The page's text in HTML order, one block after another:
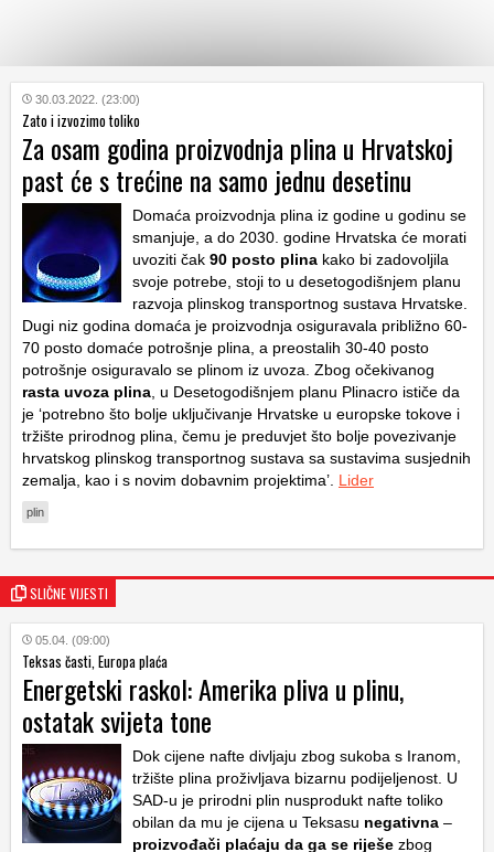
KATEGORIJE
HRVATSKI
WEB
30.03.2022. (23:00)
Zato i izvozimo toliko
Za osam godina proizvodnja plina u Hrvatskoj
past će s trećine na samo jednu desetinu
Domaća proizvodnja plina iz godine u godinu se
smanjuje, a do 2030. godine Hrvatska će morati
uvoziti čak 90 posto plina kako bi zadovoljila
svoje potrebe, stoji to u desetogodišnjem planu
razvoja plinskog transportnog sustava Hrvatske.
Dugi niz godina domaća je proizvodnja osiguravala približno 60-
70 posto domaće potrošnje plina, a preostalih 30-40 posto
potrošnje osiguravalo se plinom iz uvoza. Zbog očekivanog
rasta uvoza plina , u Desetogodišnjem planu Plinacro ističe da
je ‘potrebno što bolje uključivanje Hrvatske u europske tokove i
tržište prirodnog plina, čemu je preduvjet što bolje povezivanje
hrvatskog plinskog transportnog sustava sa sustavima susjednih
zemalja, kao i s novim dobavnim projektima’. Lider
plin
SLIČNE VIJESTI
05.04. (09:00)
Teksas časti, Europa plaća
Energetski raskol: Amerika pliva u plinu,
ostatak svijeta tone
Dok cijene nafte divljaju zbog sukoba s Iranom,
tržište plina proživljava bizarnu podijeljenost. U
SAD-u je prirodni plin nusprodukt nafte toliko
obilan da mu je cijena u Teksasu negativna –
proizvođači plaćaju da ga se riješe zbog